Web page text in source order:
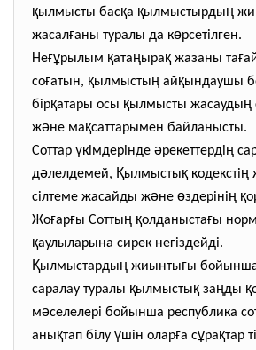
қылмысты басқа қылмыстырдың
жасалғаны туралы да көрсетілген.
Неғұрылым қатаңырақ жазаны тағ
соғатын, қылмыстың айқындаушы
бірқатары осы қылмысты жасаудың
және мақсаттарымен байланысты.
Соттар үкімдерінде әрекеттердің
дәлелдемей, Қылмыстық кодекстің
сілтеме жасайды және өздерінің қ
Жоғарғы Соттың қолданыстағы
қаулыларына сирек негіздейді.
Қылмыстардың жиынтығы
саралау туралы қылмыстық заңды қ
мәселелері бойынша республика
анықтап білу үшін оларға сұрақтар